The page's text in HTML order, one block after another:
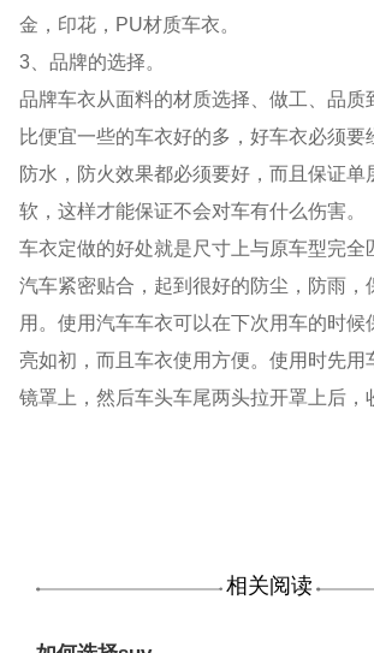
金，印花，PU材质车衣。
3、品牌的选择。
品牌车衣从面料的材质选择、做工、品质
比便宜一些的车衣好的多，好车衣必须要
防水，防火效果都必须要好，而且保证单
软，这样才能保证不会对车有什么伤害。
车衣定做的好处就是尺寸上与原车型完全
汽车紧密贴合，起到很好的防尘，防雨，
用。使用汽车车衣可以在下次用车的时候
亮如初，而且车衣使用方便。使用时先用
镜罩上，然后车头车尾两头拉开罩上后，
相关阅读